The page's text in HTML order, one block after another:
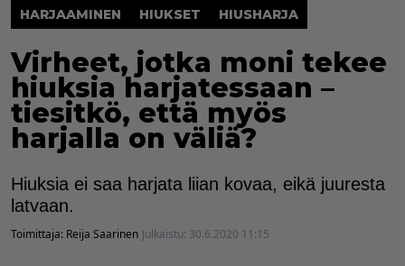
HARJAAMINEN HIUKSET HIUSHARJA
Virheet, jotka moni tekee
hiuksia harjatessaan –
tiesitkö, että myös
harjalla on väliä?
Hiuksia ei saa harjata liian kovaa, eikä juuresta
latvaan.
Toimittaja: Reija Saarinen Julkaistu: 30.6.2020 11:15